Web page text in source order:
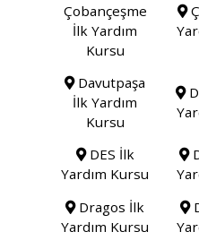
Çobançeşme
İlk Yardım
Kursu
Davutpaşa
İlk Yardım
Kursu
DES İlk
Yardım Kursu
Dragos İlk
Yardım Kursu